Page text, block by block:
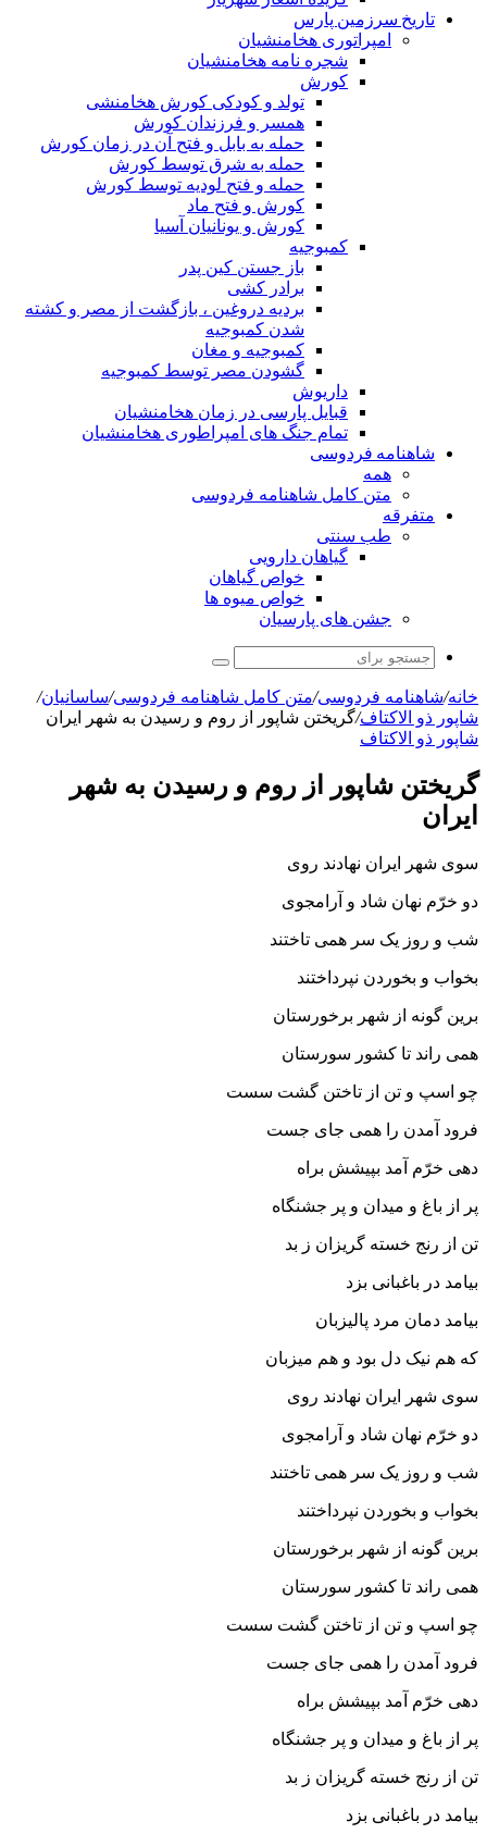
تاریخ سرزمین پارس
امپراتوری هخامنشیان
شجره نامه هخامنشیان
کورش
تولد و کودکی کورش هخامنشی
همسر و فرزندان کورش
حمله به بابل و فتح آن در زمان کورش
حمله به شرق توسط کورش
حمله و فتح لودیه توسط کورش
کورش و فتح ماد
کورش و یونانیان آسیا
کمبوجیه
باز جستن کین پدر
برادر کشی
بردیه دروغین ، بازگشت از مصر و کشته
شدن کمبوجیه
کمبوجیه و مغان
گشودن مصر توسط کمبوجیه
داریوش
قبایل پارسی در زمان هخامنشیان
تمام جنگ های امپراطوری هخامنشیان
شاهنامه فردوسی
همه
متن کامل شاهنامه فردوسی
متفرقه
طب سنتی
گیاهان دارویی
خواص گیاهان
خواص میوه ها
جشن های پارسیان
جستجو
برای
خانه/شاهنامه فردوسی/متن کامل شاهنامه فردوسی/ساسانیان/
شاپور ذو الاكتاف/گریختن شاپور از روم و رسیدن به شهر ایران
شاپور ذو الاكتاف
گریختن شاپور از روم و رسیدن به شهر
ایران
سوى شهر ایران نهادند روى
دو خرّم نهان شاد و آرامجوى‏
شب و روز یک سر همى تاختند
بخواب و بخوردن نپرداختند
برین گونه از شهر برخورستان
همى راند تا کشور سورستان‏
چو اسپ و تن از تاختن گشت سست
فرود آمدن را همى جاى جست‏
دهى خرّم آمد بپیشش براه
پر از باغ و میدان و پر جشنگاه‏
تن از رنج خسته گریزان ز بد
بیامد در باغبانى بزد
بیامد دمان مرد پالیزبان
که هم نیک دل بود و هم میزبان‏
سوى شهر ایران نهادند روى
دو خرّم نهان شاد و آرامجوى‏
شب و روز یک سر همى تاختند
بخواب و بخوردن نپرداختند
برین گونه از شهر برخورستان
همى راند تا کشور سورستان‏
چو اسپ و تن از تاختن گشت سست
فرود آمدن را همى جاى جست‏
دهى خرّم آمد بپیشش براه
پر از باغ و میدان و پر جشنگاه‏
تن از رنج خسته گریزان ز بد
بیامد در باغبانى بزد